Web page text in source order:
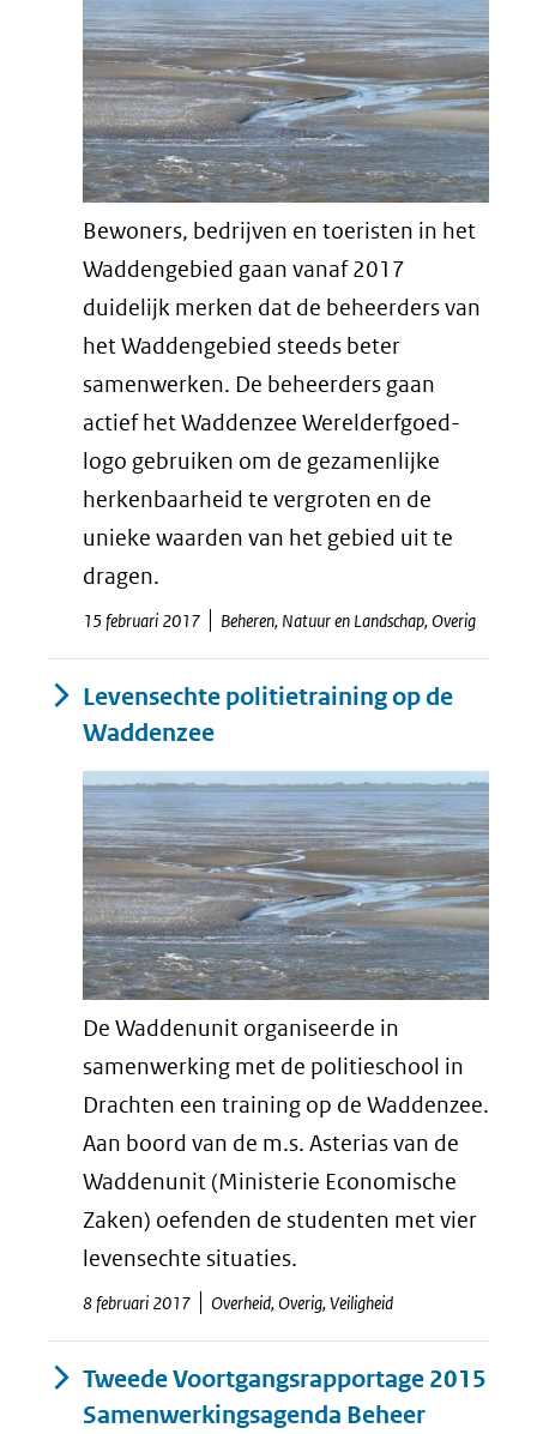
Bewoners, bedrijven en toeristen in het
Waddengebied gaan vanaf 2017
duidelijk merken dat de beheerders van
het Waddengebied steeds beter
samenwerken. De beheerders gaan
actief het Waddenzee Werelderfgoed-
logo gebruiken om de gezamenlijke
herkenbaarheid te vergroten en de
unieke waarden van het gebied uit te
dragen.
15 februari 2017 Beheren, Natuur en Landschap, Overig
Levensechte politietraining op de
Waddenzee
De Waddenunit organiseerde in
samenwerking met de politieschool in
Drachten een training op de Waddenzee.
Aan boord van de m.s. Asterias van de
Waddenunit (Ministerie Economische
Zaken) oefenden de studenten met vier
levensechte situaties.
8 februari 2017 Overheid, Overig, Veiligheid
Tweede Voortgangsrapportage 2015
Samenwerkingsagenda Beheer